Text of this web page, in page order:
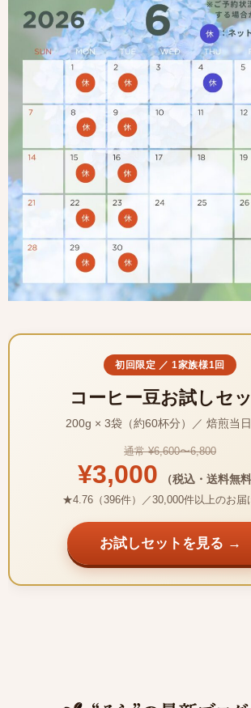
初回限定 ／ 1家族様1回
コーヒー豆お試しセ
200g × 3袋（約60杯分）／ 焙煎当
通常 ¥6,600〜6,800
¥3,000 （税込・送料無料
★4.76（396件）／30,000件以上のお届
お試しセットを見る →